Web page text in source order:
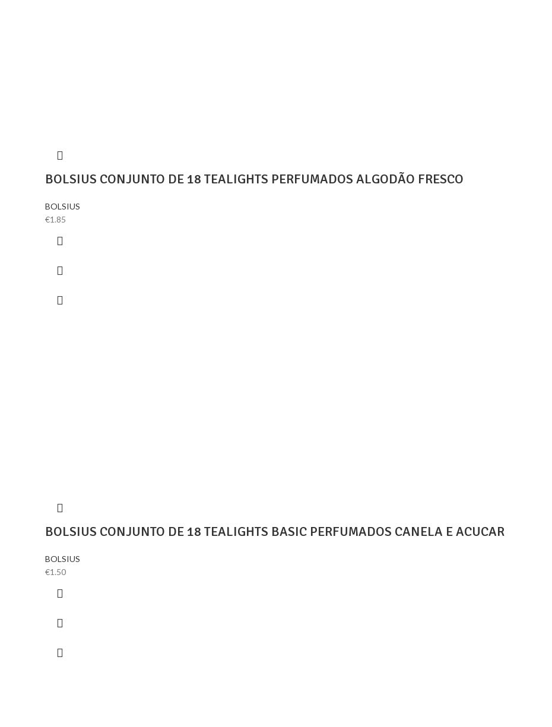
BOLSIUS CONJUNTO DE 18 TEALIGHTS PERFUMADOS ALGODÃO FRESCO
BOLSIUS
€1.85
BOLSIUS CONJUNTO DE 18 TEALIGHTS BASIC PERFUMADOS CANELA E ACUCAR
BOLSIUS
€1.50